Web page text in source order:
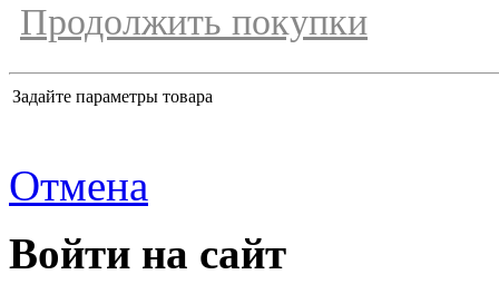
Продолжить покупки
Задайте параметры товара
Отмена
Войти на сайт